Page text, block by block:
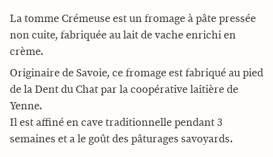
La tomme Crémeuse est un fromage à pâte pressée
non cuite, fabriquée au lait de vache enrichi en
crème.
Originaire de Savoie, ce fromage est fabriqué au pied
de la Dent du Chat par la coopérative laitière de
Yenne.
Il est affiné en cave traditionnelle pendant 3
semaines et a le goût des pâturages savoyards.